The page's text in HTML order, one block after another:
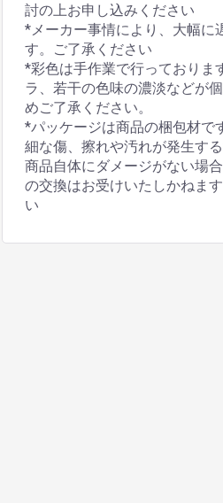
討の上お申し込みください
*メーカー事情により、大幅に
す。ご了承ください
*彩色は手作業で行っておりま
ラ、若干の色味の濃淡などが
めご了承ください。
*パッケージは商品の梱包材で
細な傷、擦れや汚れが発生す
商品自体にダメージがない場
の交換はお受けいたしかねま
い